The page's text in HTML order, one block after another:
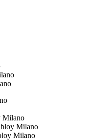
Milano
Milano
Milano